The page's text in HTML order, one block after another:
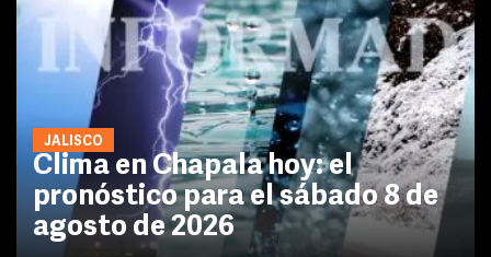
JALISCO
Clima en Chapala hoy: el
pronóstico para el sábado 8 de
agosto de 2026